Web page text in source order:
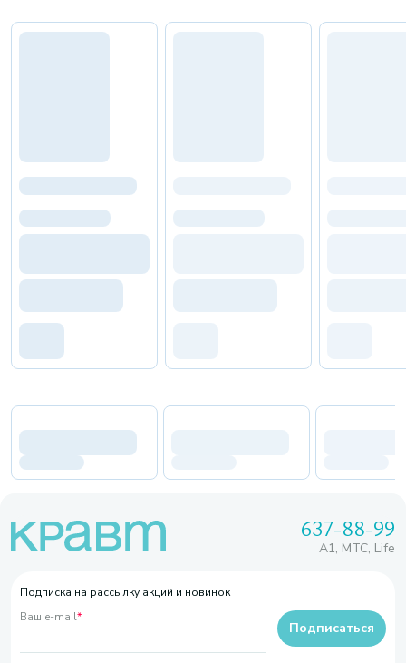
637-88-99
A1, МТС, Life
Подписка на рассылку акций и новинок
Ваш e-mail*
Подписаться